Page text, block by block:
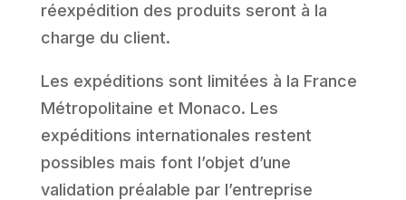
réexpédition des produits seront à la
charge du client.
Les expéditions sont limitées à la France
Métropolitaine et Monaco. Les
expéditions internationales restent
possibles mais font l’objet d’une
validation préalable par l’entreprise